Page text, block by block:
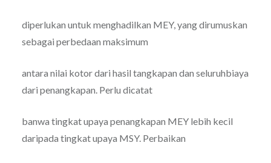
diperlukan untuk menghadilkan MEY, yang dirumuskan
sebagai perbedaan maksimum
antara nilai kotor dari hasil tangkapan dan seluruhbiaya
dari penangkapan. Perlu dicatat
banwa tingkat upaya penangkapan MEY lebih kecil
daripada tingkat upaya MSY. Perbaikan